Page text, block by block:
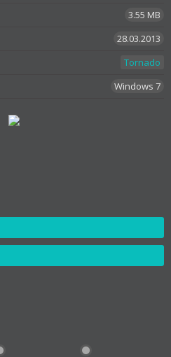
3.55 MB
28.03.2013
Tornado
Windows 7